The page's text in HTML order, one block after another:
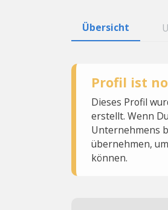
Übersicht
Profil ist
Dieses Profil
erstellt. Wenn
Unternehmens
übernehmen,
können.